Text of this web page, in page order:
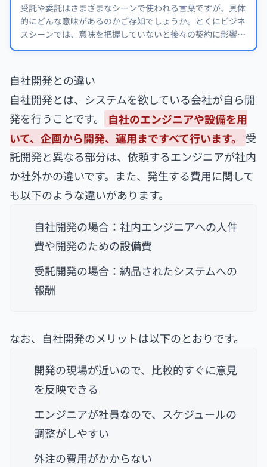
受託や委託はさまざまなシーンで使われる言葉ですが、具体
的にどんな意味があるのかご存知でしょうか。とくにビジネ
スシーンでは、意味を把握していないと後々の契約に影響す
ることがあります。
自社開発との違い
自社開発とは、システムを欲している会社が自ら開
発を行うことです。
自社のエンジニアや設備を用
いて、企画から開発、運用まですべて行います。
受
託開発と異なる部分は、依頼するエンジニアが社内
か社外かの違いです。また、発生する費用に関して
も以下のような違いがあります。
自社開発の場合：社内エンジニアへの人件
費や開発のための設備費
受託開発の場合：納品されたシステムへの
報酬
なお、自社開発のメリットは以下のとおりです。
開発の現場が近いので、比較的すぐに意見
を反映できる
エンジニアが社員なので、スケジュールの
調整がしやすい
外注の費用がかからない